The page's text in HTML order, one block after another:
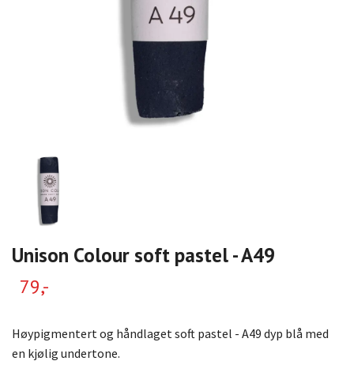
Unison Colour soft pastel - A49
79,-
Høypigmentert og håndlaget soft pastel - A49 dyp blå med
en kjølig undertone.